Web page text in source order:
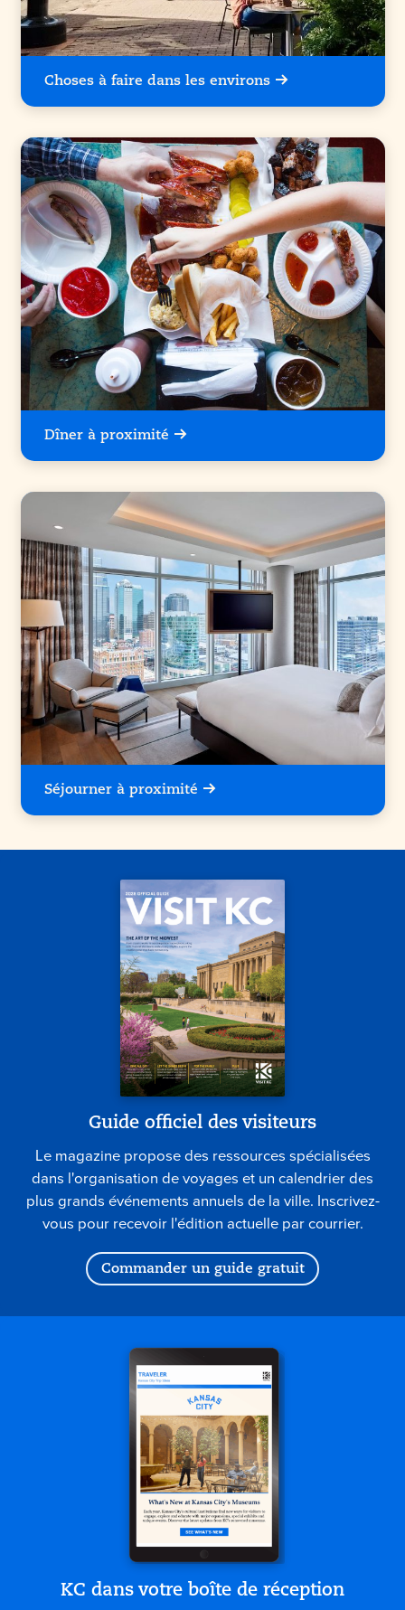
Choses à faire dans les environs
Dîner à proximité
Séjourner à proximité
Guide officiel des visiteurs
Le magazine propose des ressources spécialisées
dans l'organisation de voyages et un calendrier des
plus grands événements annuels de la ville. Inscrivez-
vous pour recevoir l'édition actuelle par courrier.
Commander un guide gratuit
KC dans votre boîte de réception